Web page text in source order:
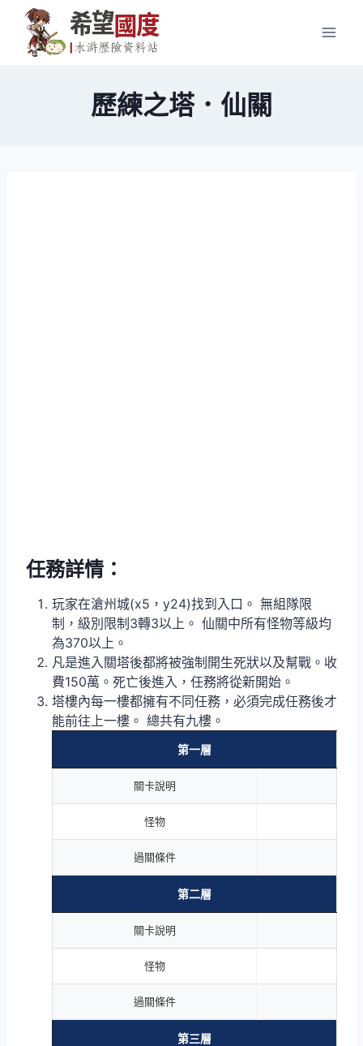
content
歷練之塔．仙關
任務詳情：
玩家在滄州城(x5，y24)找到入口。 無組隊限
制，級別限制3轉3以上。 仙關中所有怪物等級均
為370以上。
凡是進入關塔後都將被強制開生死狀以及幫戰。收
費150萬。死亡後進入，任務將從新開始。
塔樓內每一樓都擁有不同任務，必須完成任務後才
能前往上一樓。 總共有九樓。
第一層
關卡說明
怪物
過關條件
第二層
關卡說明
怪物
過關條件
第三層